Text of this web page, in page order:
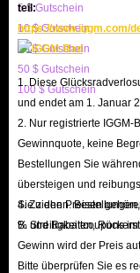
von Onkel Nelson
Hier sind alle
einschließlich der
damit tätigen können:
Waschsalon: Kosten
Post: Kosten 10.000
Autowaschanlage:
Taco Ticklers:
Geldautomatengeld
können selbst
5 $ Gutschein
10 $ Gutschein
20 $ Gutschein
50 $ Gutschein
100 $ Gutschein
teil:
https://www.iggm.com/
1. Diese
und endet am 1. Januar
2. Nur registrierte
Gewinnquote, keine
Bestellungen Sie
übersteigen und
Sie ziehen.
B. Streitigkeiten,
4. Zu den Preisen
% und Rabattcoupons
Gewinn wird der Preis
Bitte überprüfen Sie es